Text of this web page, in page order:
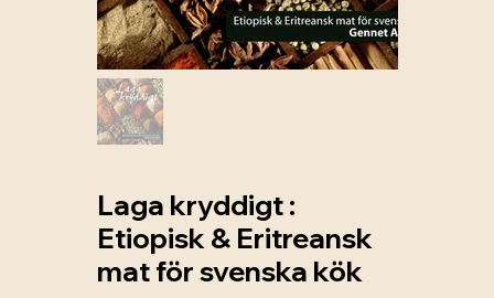
Laga kryddigt :
Etiopisk & Eritreansk
mat för svenska kök